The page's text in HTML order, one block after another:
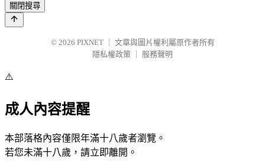
關閉搜尋
© 2026 PIXNET
文章與圖片權利屬原作者所有
隱私權政策
服務聲明
⚠️
成人內容提醒
本部落格內容僅限年滿十八歲者瀏覽。
若您未滿十八歲，請立即離開。